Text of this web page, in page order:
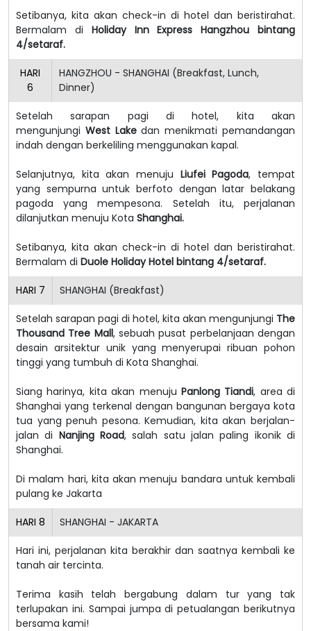
Setibanya, kita akan check-in di hotel dan beristirahat.
Bermalam di Holiday Inn Express Hangzhou bintang
4/setaraf.
HARI
6
HANGZHOU - SHANGHAI (Breakfast, Lunch,
Dinner)
Setelah sarapan pagi di hotel, kita akan
mengunjungi West Lakedan menikmati pemandangan
indah dengan berkeliling menggunakan kapal.
Selanjutnya, kita akan menuju Liufei Pagoda, tempat
yang sempurna untuk berfoto dengan latar belakang
pagoda yang mempesona. Setelah itu, perjalanan
dilanjutkan menuju Kota Shanghai.
Setibanya, kita akan check-in di hotel dan beristirahat.
Bermalam di Duole Holiday Hotel bintang 4/setaraf.
HARI 7 SHANGHAI (Breakfast)
Setelah sarapan pagi di hotel, kita akan mengunjungi The
Thousand Tree Mall, sebuah pusat perbelanjaan dengan
desain arsitektur unik yang menyerupai ribuan pohon
tinggi yang tumbuh di Kota Shanghai.
Siang harinya, kita akan menuju Panlong Tiandi, area di
Shanghai yang terkenal dengan bangunan bergaya kota
tua yang penuh pesona. Kemudian, kita akan berjalan-
jalan di Nanjing Road, salah satu jalan paling ikonik di
Shanghai.
Di malam hari, kita akan menuju bandara untuk kembali
pulang ke Jakarta
HARI 8 SHANGHAI - JAKARTA
Hari ini, perjalanan kita berakhir dan saatnya kembali ke
tanah air tercinta.
Terima kasih telah bergabung dalam tur yang tak
terlupakan ini. Sampai jumpa di petualangan berikutnya
bersama kami!